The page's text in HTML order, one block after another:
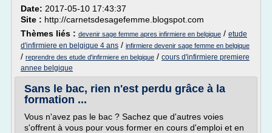
Date: 2017-05-10 17:43:37
Site : http://carnetsdesagefemme.blogspot.com
Thèmes liés : devenir sage femme apres infirmiere en belgique / etude
d'infirmiere en belgique 4 ans / infirmiere devenir sage femme en belgique
/ reprendre des etude d'infirmiere en belgique / cours d'infirmiere premiere
annee belgique
Sans le bac, rien n'est perdu grâce à la
formation ...
Vous n'avez pas le bac ? Sachez que d'autres voies
s'offrent à vous pour vous former en cours d'emploi et en